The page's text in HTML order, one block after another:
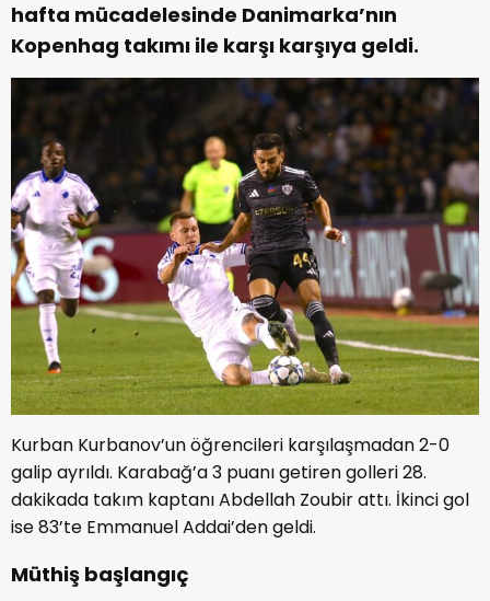
hafta mücadelesinde Danimarka’nın
Kopenhag takımı ile karşı karşıya geldi.
Kurban Kurbanov’un öğrencileri karşılaşmadan 2-0
galip ayrıldı. Karabağ’a 3 puanı getiren golleri 28.
dakikada takım kaptanı Abdellah Zoubir attı. İkinci gol
ise 83’te Emmanuel Addai’den geldi.
Müthiş başlangıç